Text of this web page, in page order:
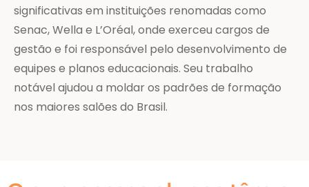
significativas em instituições renomadas como
Senac, Wella e L’Oréal, onde exerceu cargos de
gestão e foi responsável pelo desenvolvimento de
equipes e planos educacionais. Seu trabalho
notável ajudou a moldar os padrões de formação
nos maiores salões do Brasil.